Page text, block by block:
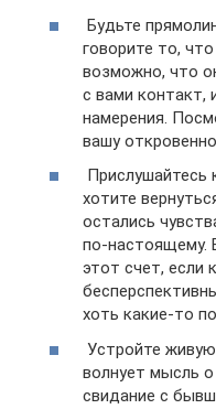
Будьте
говорите то,
возможно, что
с вами контакт,
намерения.
вашу
Прислушайтесь
хотите
остались
по-настоящему.
этот счет, если
хоть какие-то
Устройте живую
волнует мысль
свидание с